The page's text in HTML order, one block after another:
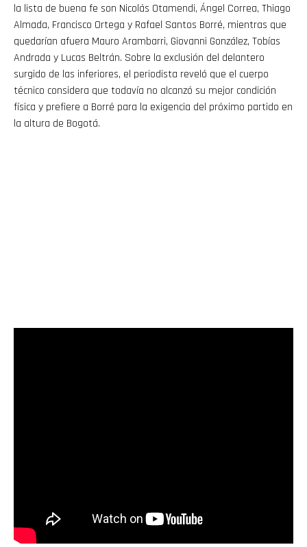
la lista de buena fe son Nicolás Otamendi, Ángel Correa, Thiago
Almada, Francisco Ortega y Rafael Santos Borré, mientras que
quedarían afuera Mauro Arambarri, Giovanni González, Tobías
Andrada y Lucas Beltrán. Sobre la exclusión del delantero
surgido de las inferiores, el periodista reveló que el cuerpo
técnico considera que todavía no alcanzó su mejor condición
física y prefiere a Borré para la exigencia del próximo partido en
la altura de Bogotá.